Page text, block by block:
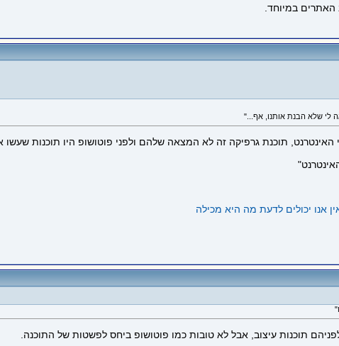
תוכנת גרפיקה זה לא המצאה שלהם ולפני פוטושופ היו תוכנות שעשו
תוכנות עיצוב, אבל לא טובות כמו פוטושופ ביחס לפשטות של התוכנה.